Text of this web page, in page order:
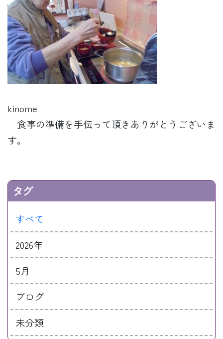
kinome
食事の準備を手伝って頂きありがとうございま
す。
タグ
すべて
2026年
5月
ブログ
未分類